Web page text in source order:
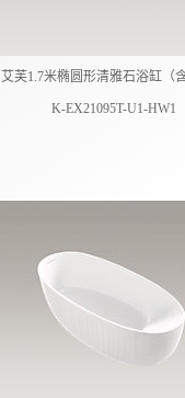
艾芙1.7米椭圆形清雅石浴缸（含
K-EX21095T-U1-HW1